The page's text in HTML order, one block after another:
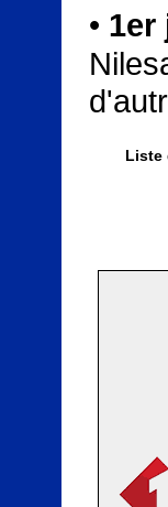
• 1er
Liste